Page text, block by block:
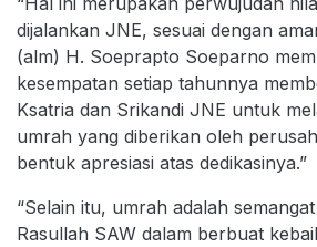
dijalankan JNE, sesuai dengan
(alm) H. Soeprapto Soeparno
kesempatan setiap tahunnya
Ksatria dan Srikandi JNE untuk
umrah yang diberikan oleh
bentuk apresiasi atas dedikasinya.”
“Selain itu, umrah adalah
Rasullah SAW dalam berbuat